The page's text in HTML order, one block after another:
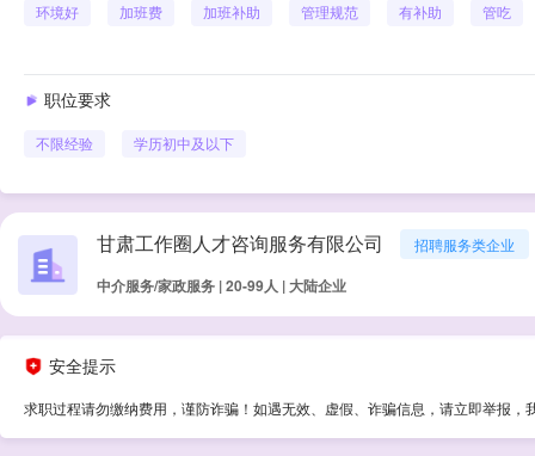
环境好 加班费 加班补助 管理规范 有补助 管吃
职位要求
不限经验 学历初中及以下
甘肃工作圈人才咨询服务有限公司 招聘服务类企业
中介服务/家政服务 | 20-99人 | 大陆企业
安全提示
求职过程请勿缴纳费用，谨防诈骗！如遇无效、虚假、诈骗信息，请立即举报，